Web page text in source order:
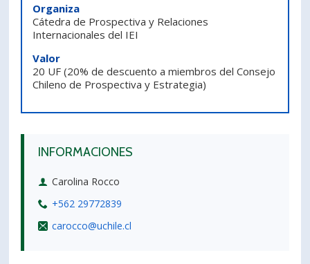
INFORMACIONES
Carolina Rocco
+562 29772839
carocco@uchile.cl
Organiza
Cátedra de Prospectiva y Relaciones
Internacionales del IEI
Valor
20 UF (20% de descuento a miembros del Consejo
Chileno de Prospectiva y Estrategia)